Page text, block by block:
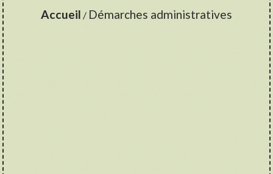
Accueil / Démarches administratives